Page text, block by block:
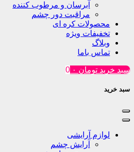
آبرسان و مرطوب کننده
مراقبت دور چشم
محصولات کره ای
تخفیفات ویژه
وبلاگ
تماس باما
سبد خرید تومان 0
سبد خرید
لوازم آرایشی
آرایش چشم